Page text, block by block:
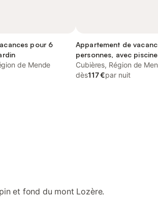
pour 6
de Mende
Appartement de
personnes, avec
Cubières, Région de
dès117 €par nuit
et fond du mont Lozère.